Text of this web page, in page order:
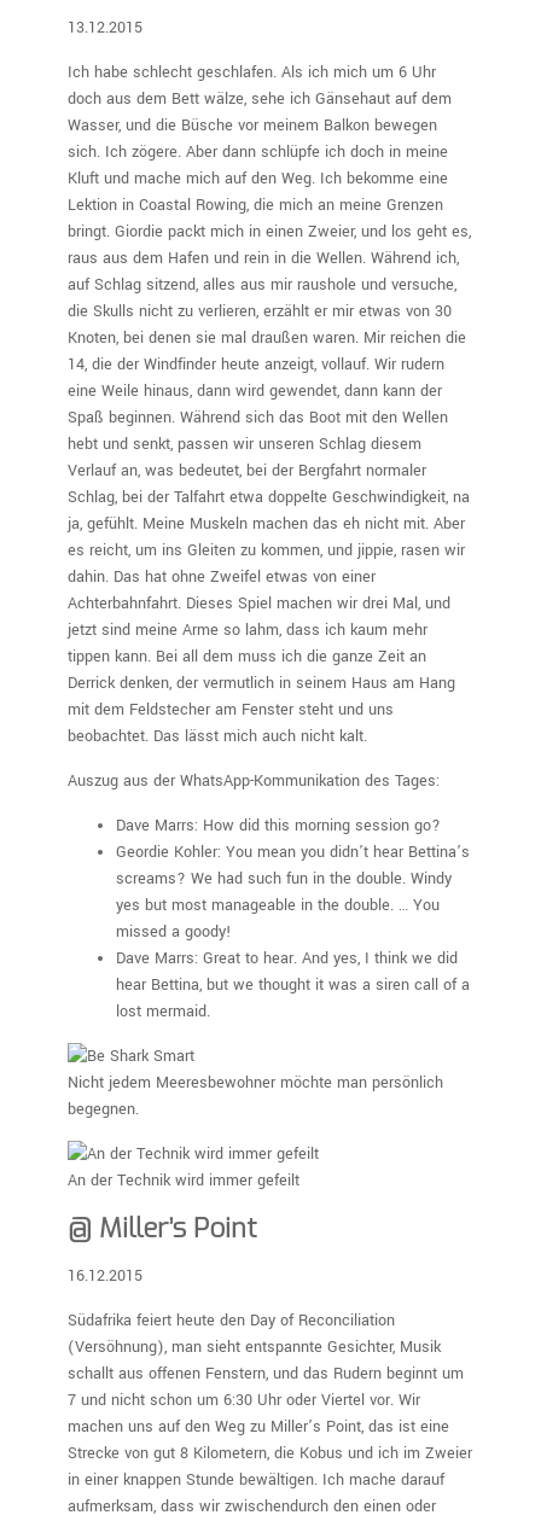
13.12.2015
Ich habe schlecht geschlafen. Als ich mich um 6 Uhr
doch aus dem Bett wälze, sehe ich Gänsehaut auf dem
Wasser, und die Büsche vor meinem Balkon bewegen
sich. Ich zögere. Aber dann schlüpfe ich doch in meine
Kluft und mache mich auf den Weg. Ich bekomme eine
Lektion in Coastal Rowing, die mich an meine Grenzen
bringt. Giordie packt mich in einen Zweier, und los geht es,
raus aus dem Hafen und rein in die Wellen. Während ich,
auf Schlag sitzend, alles aus mir raushole und versuche,
die Skulls nicht zu verlieren, erzählt er mir etwas von 30
Knoten, bei denen sie mal draußen waren. Mir reichen die
14, die der Windfinder heute anzeigt, vollauf. Wir rudern
eine Weile hinaus, dann wird gewendet, dann kann der
Spaß beginnen. Während sich das Boot mit den Wellen
hebt und senkt, passen wir unseren Schlag diesem
Verlauf an, was bedeutet, bei der Bergfahrt normaler
Schlag, bei der Talfahrt etwa doppelte Geschwindigkeit, na
ja, gefühlt. Meine Muskeln machen das eh nicht mit. Aber
es reicht, um ins Gleiten zu kommen, und jippie, rasen wir
dahin. Das hat ohne Zweifel etwas von einer
Achterbahnfahrt. Dieses Spiel machen wir drei Mal, und
jetzt sind meine Arme so lahm, dass ich kaum mehr
tippen kann. Bei all dem muss ich die ganze Zeit an
Derrick denken, der vermutlich in seinem Haus am Hang
mit dem Feldstecher am Fenster steht und uns
beobachtet. Das lässt mich auch nicht kalt.
Auszug aus der WhatsApp-Kommunikation des Tages:
Dave Marrs: How did this morning session go?
Geordie Kohler: You mean you didn’t hear Bettina’s
screams? We had such fun in the double. Windy
yes but most manageable in the double. … You
missed a goody!
Dave Marrs: Great to hear. And yes, I think we did
hear Bettina, but we thought it was a siren call of a
lost mermaid.
Nicht jedem Meeresbewohner möchte man persönlich
begegnen.
An der Technik wird immer gefeilt
@ Miller’s Point
16.12.2015
Südafrika feiert heute den Day of Reconciliation
(Versöhnung), man sieht entspannte Gesichter, Musik
schallt aus offenen Fenstern, und das Rudern beginnt um
7 und nicht schon um 6:30 Uhr oder Viertel vor. Wir
machen uns auf den Weg zu Miller’s Point, das ist eine
Strecke von gut 8 Kilometern, die Kobus und ich im Zweier
in einer knappen Stunde bewältigen. Ich mache darauf
aufmerksam, dass wir zwischendurch den einen oder